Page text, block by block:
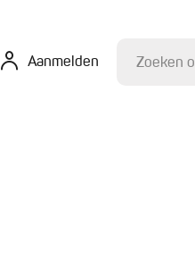
Aanmelden